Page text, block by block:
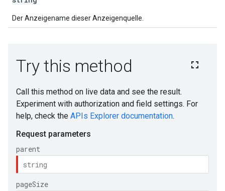
Der Anzeigename dieser Anzeigenquelle.